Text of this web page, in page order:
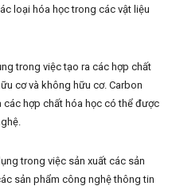
loại hóa học trong các vật liệu
trong việc tạo ra các hợp chất
cơ và không hữu cơ. Carbon
hợp chất hóa học có thể được
trong việc sản xuất các sản
sản phẩm công nghệ thông tin